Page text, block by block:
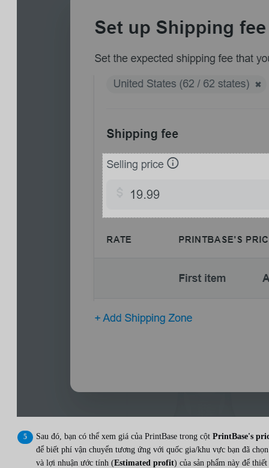
Sau đó, bạn có thể xem giá của PrintBase trong cột PrintBase's
để biết phí vận chuyển tương ứng với quốc gia/khu vực bạn đã chọn
và lợi nhuận ước tính (Estimated profit) của sản phẩm này để thiết